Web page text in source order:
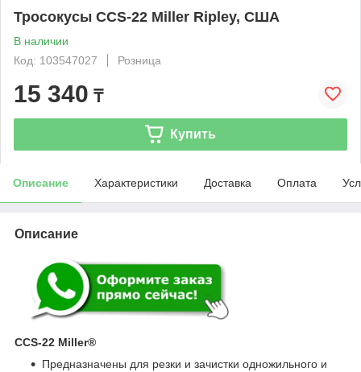
Тросокусы CCS-22 Miller Ripley, США
В наличии
Код: 103547027
Розница
15 340 ₸
Купить
Описание Характеристики Доставка Оплата
Описание
CCS-22 Miller®
Предназначены для резки и зачистки одножильного и